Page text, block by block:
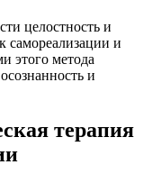
целостность и
самореализации и
этого метода
и
терапия